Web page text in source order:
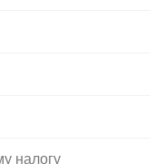
налогу